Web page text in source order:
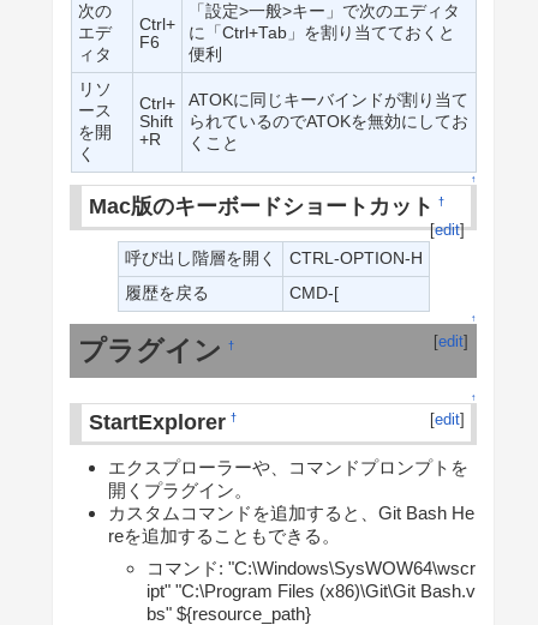
次の
エデ
ィタ
Ctrl+
F6
「設定>一般>キー」で次のエディタ
に「Ctrl+Tab」を割り当てておくと
便利
リソ
ース
を開
く
Ctrl+
Shift
+R
ATOKに同じキーバインドが割り当て
られているのでATOKを無効にしてお
くこと
↑
Mac版のキーボードショートカット †
[edit]
呼び出し階層を開く
CTRL-OPTION-H
履歴を戻る
CMD-[
↑
プラグイン † [edit]
↑
StartExplorer † [edit]
エクスプローラーや、コマンドプロンプトを
開くプラグイン。
カスタムコマンドを追加すると、Git Bash He
reを追加することもできる。
コマンド: "C:\Windows\SysWOW64\wscr
ipt" "C:\Program Files (x86)\Git\Git Bash.v
bs" ${resource_path}